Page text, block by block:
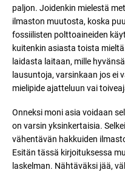
paljon. Joidenkin mielestä
ilmaston muutosta, koska
fossiilisten polttoaineiden
kuitenkin asiasta toista
laidasta laitaan, mille
lausuntoja, varsinkaan jos ei
mielipide ajatteluun vai
Onneksi moni asia voidaan
on varsin yksinkertaisia.
vähentävän hakkuiden
Esitän tässä kirjoituksessa
laskelman. Nähtäväksi jää,